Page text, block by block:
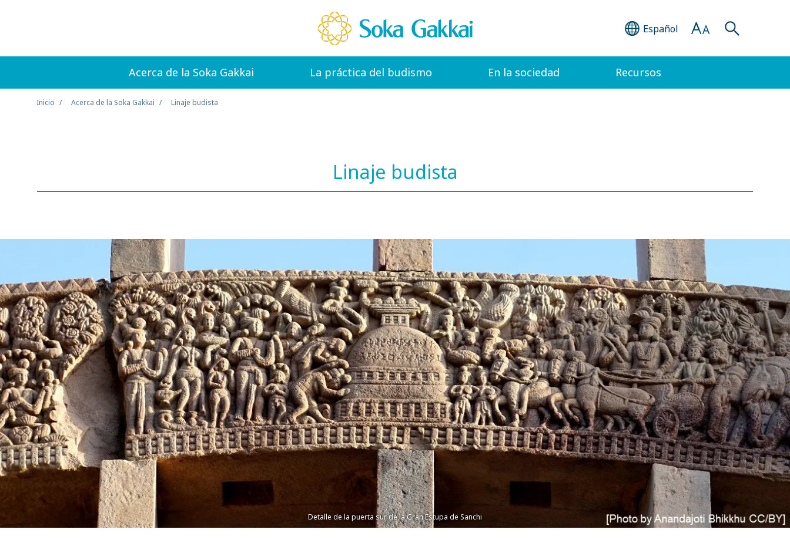
Español
Acerca de la Soka Gakkai La práctica del budismo En la sociedad Recursos
Inicio Acerca de la Soka Gakkai Linaje budista
Linaje budista
Detalle de la puerta sur de la Gran Estupa de Sanchi